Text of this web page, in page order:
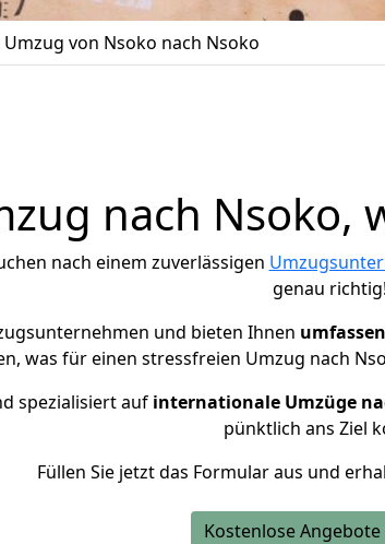
Umzug von Nsoko nach Nsoko
nach Nsoko,
nach einem zuverlässigen
genau richtig!
und bieten Ihnen
was für einen stressfreien Umzug nach
spezialisiert auf internationale Umzüge
pünktlich ans Ziel
Füllen Sie jetzt das Formular aus und
Kostenlose